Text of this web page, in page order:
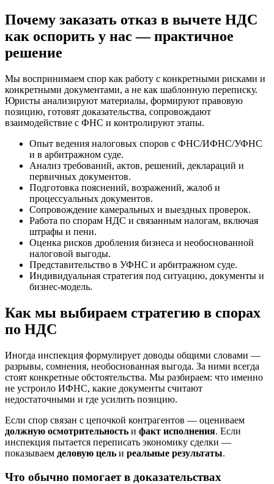
Почему заказать отказ в вычете НДС
как оспорить у нас — практичное
решение
Мы воспринимаем спор как работу с конкретными рисками и
конкретными документами, а не как шаблонную переписку.
Юристы анализируют материалы, формируют правовую
позицию, готовят доказательства, сопровождают
взаимодействие с ФНС и контролируют этапы.
Опыт ведения налоговых споров с ФНС/ИФНС/УФНС
и в арбитражном суде.
Анализ требований, актов, решений, деклараций и
первичных документов.
Подготовка пояснений, возражений, жалоб и
процессуальных документов.
Сопровождение камеральных и выездных проверок.
Работа по спорам НДС и связанным налогам, включая
штрафы и пени.
Оценка рисков дробления бизнеса и необоснованной
налоговой выгоды.
Представительство в УФНС и арбитражном суде.
Индивидуальная стратегия под ситуацию, документы и
бизнес-модель.
Как мы выбираем стратегию в спорах
по НДС
Иногда инспекция формулирует доводы общими словами —
разрывы, сомнения, необоснованная выгода. За ними всегда
стоят конкретные обстоятельства. Мы разбираем: что именно
не устроило ИФНС, какие документы считают
недостаточными и где усилить позицию.
Если спор связан с цепочкой контрагентов — оцениваем
должную осмотрительность и факт исполнения. Если
инспекция пытается переписать экономику сделки —
показываем деловую цель и реальные результаты.
Что обычно помогает в доказательствах